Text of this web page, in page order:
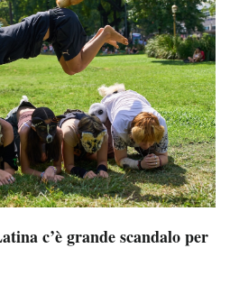
c’è grande scandalo per